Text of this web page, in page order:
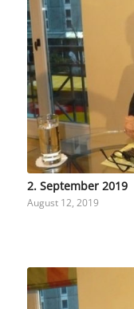
2. September 2019
August 12, 2019